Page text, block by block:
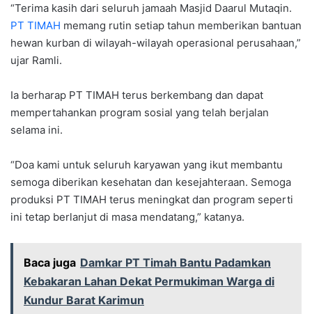
“Terima kasih dari seluruh jamaah Masjid Daarul Mutaqin.
PT TIMAH memang rutin setiap tahun memberikan bantuan
hewan kurban di wilayah-wilayah operasional perusahaan,”
ujar Ramli.
Ia berharap PT TIMAH terus berkembang dan dapat
mempertahankan program sosial yang telah berjalan
selama ini.
“Doa kami untuk seluruh karyawan yang ikut membantu
semoga diberikan kesehatan dan kesejahteraan. Semoga
produksi PT TIMAH terus meningkat dan program seperti
ini tetap berlanjut di masa mendatang,” katanya.
Baca juga Damkar PT Timah Bantu Padamkan
Kebakaran Lahan Dekat Permukiman Warga di
Kundur Barat Karimun